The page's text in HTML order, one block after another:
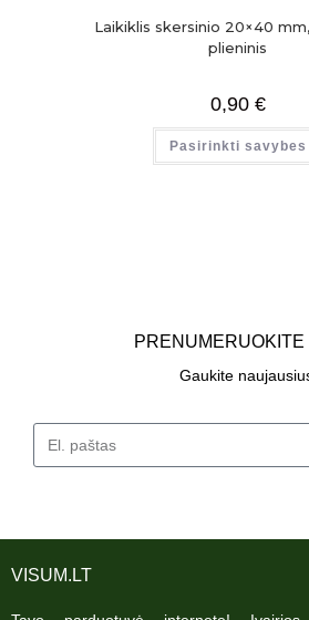
Laikiklis skersinio 20×40
plieninis
0,90 €
Pasirinkti savybes
PRENUMERUOKITE
Gaukite
VISUM.LT